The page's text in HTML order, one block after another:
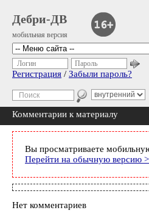
Дебри-ДВ
мобильная версия
Логин Пароль
Регистрация / Забыли пароль?
Комментарии к материалу
Вы просматриваете
Перейти на обычную версию
Нет комментариев